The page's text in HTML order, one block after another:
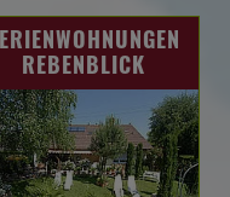
REBENBLICK